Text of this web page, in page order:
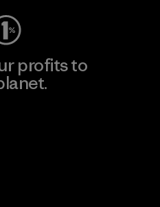
profits to